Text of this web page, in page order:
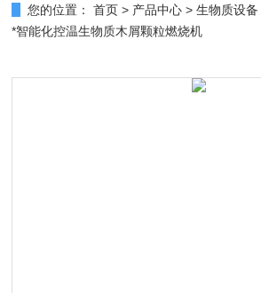
您的位置： 首页 > 产品中心 >生物质设备
*智能化控温生物质木屑颗粒燃烧机